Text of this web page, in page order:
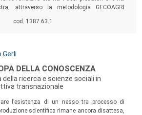
attraverso la metodologia GECOAGRI
hanno uguali radici e potranno trovare
cod. 1387.63.1
Gerli
DELLA CONOSCENZA
della ricerca e scienze sociali in
transnazionale
l’esistenza di un nesso tra processo di
scientifica rimane ancora disattesa,